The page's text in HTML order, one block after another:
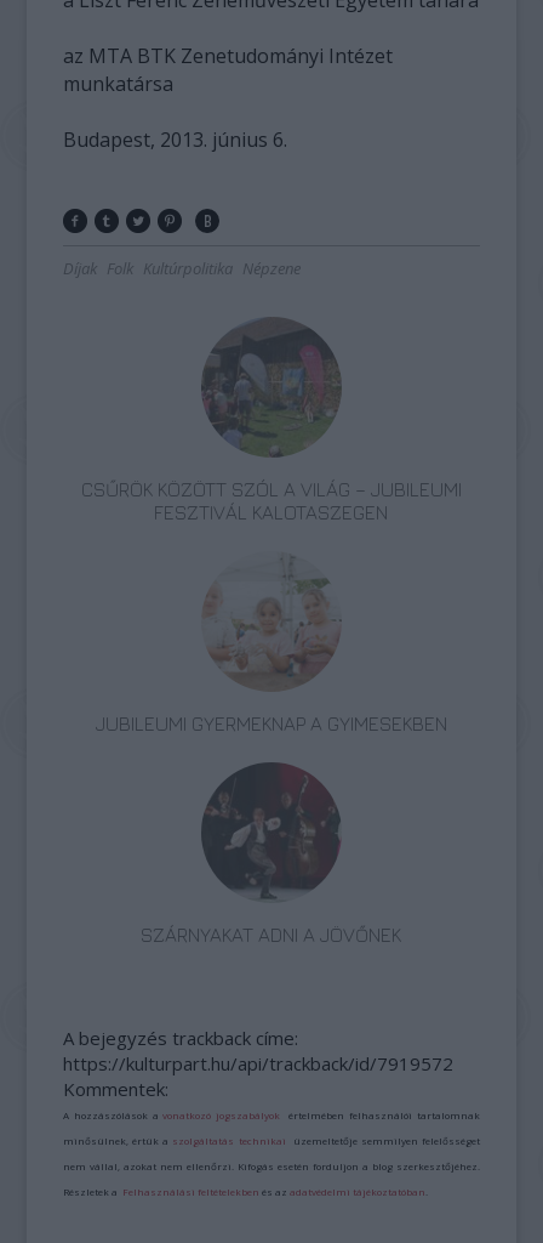
az MTA BTK Zenetudományi Intézet
munkatársa
Budapest, 2013. június 6.
Díjak Folk Kultúrpolitika Népzene
CSŰRÖK KÖZÖTT SZÓL A VILÁG – JUBILEUMI
FESZTIVÁL KALOTASZEGEN
JUBILEUMI GYERMEKNAP A GYIMESEKBEN
SZÁRNYAKAT ADNI A JÖVŐNEK
A bejegyzés trackback címe:
https://kulturpart.hu/api/trackback/id/7919572
Kommentek:
A hozzászólások avonatkozó jogszabályok értelmében felhasználói tartalomnak
minősülnek, értük a szolgáltatás technikai üzemeltetője semmilyen felelősséget
nem vállal, azokat nem ellenőrzi. Kifogás esetén forduljon a blog szerkesztőjéhez.
Részletek a Felhasználási feltételekben és azadatvédelmi tájékoztatóban